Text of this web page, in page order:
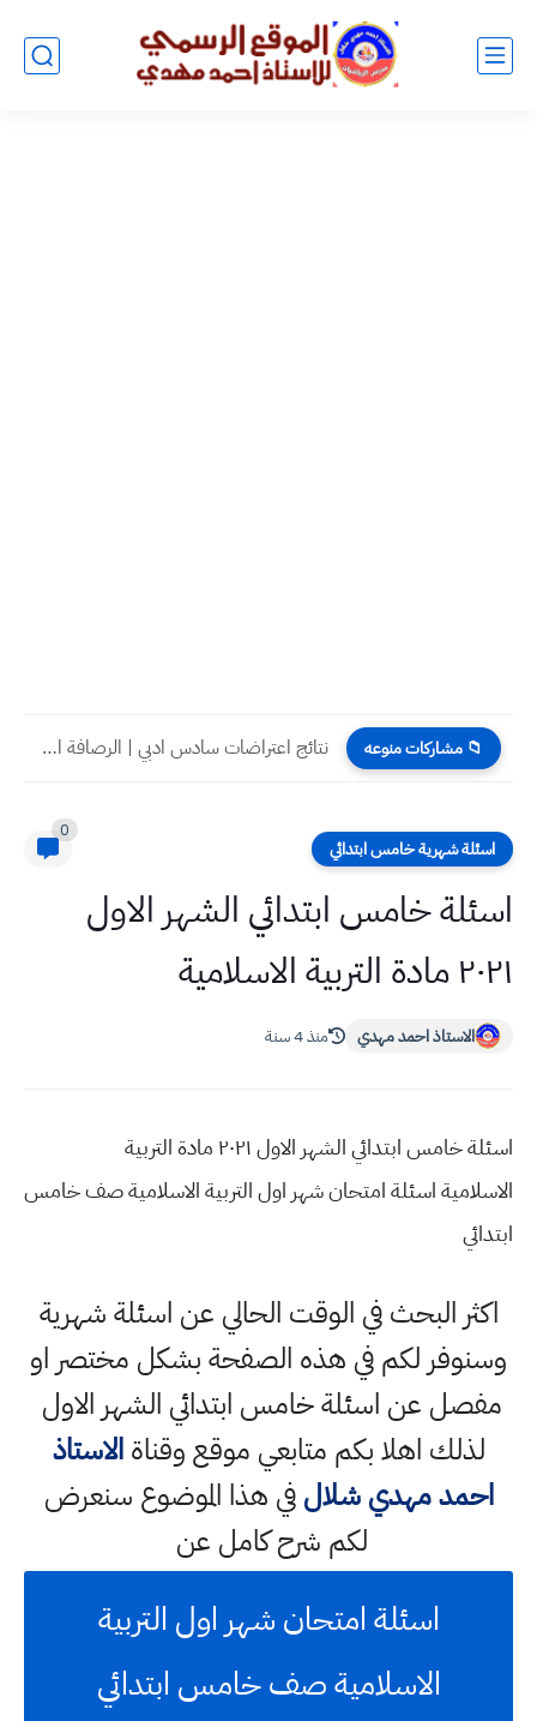
📁 مشاركات منوعه نتائج اعتراضات سادس ادبي | الرصافة الاولى | الدور الاول...
اسئلة شهرية خامس ابتدائي
0
اسئلة خامس ابتدائي الشهر الاول
٢٠٢١ مادة التربية الاسلامية
الاستاذ احمد مهدي منذ 4 سنة
اسئلة خامس ابتدائي الشهر الاول ٢٠٢١ مادة التربية
الاسلامية اسئلة امتحان شهر اول التربية الاسلامية صف خامس
ابتدائي
اكثر البحث في الوقت الحالي عن اسئلة شهرية
وسنوفر لكم في هذه الصفحة بشكل مختصر او
مفصل عن اسئلة خامس ابتدائي الشهر الاول
لذلك اهلا بكم متابعي موقع وقناةالاستاذ
احمد مهدي شلالفي هذا الموضوع سنعرض
لكم شرح كامل عن
اسئلة امتحان شهر اول التربية
الاسلامية صف خامس ابتدائي